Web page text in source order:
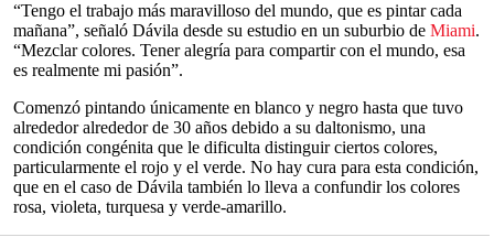
“Tengo el trabajo más maravilloso del mundo, que es pintar cada
mañana”, señaló Dávila desde su estudio en un suburbio de Miami.
“Mezclar colores. Tener alegría para compartir con el mundo, esa
es realmente mi pasión”.
Comenzó pintando únicamente en blanco y negro hasta que tuvo
alrededor alrededor de 30 años debido a su daltonismo, una
condición congénita que le dificulta distinguir ciertos colores,
particularmente el rojo y el verde. No hay cura para esta condición,
que en el caso de Dávila también lo lleva a confundir los colores
rosa, violeta, turquesa y verde-amarillo.